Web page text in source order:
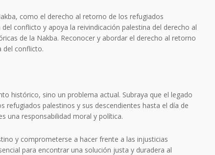
como el derecho al retorno de los refugiados
conflicto y apoya la reivindicación palestina del derecho al
de la Nakba. Reconocer y abordar el derecho al retorno
del conflicto.
histórico, sino un problema actual. Subraya que el legado
refugiados palestinos y sus descendientes hasta el día de
una responsabilidad moral y política.
y comprometerse a hacer frente a las injusticias
para encontrar una solución justa y duradera al